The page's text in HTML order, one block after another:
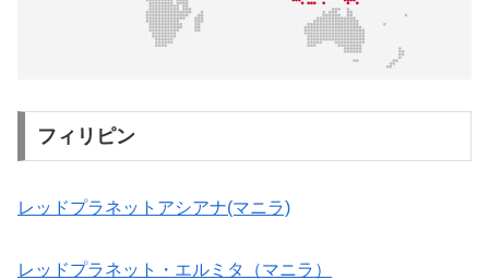
フィリピン
レッドプラネットアシアナ(マニラ)
レッドプラネット・エルミタ（マニラ）